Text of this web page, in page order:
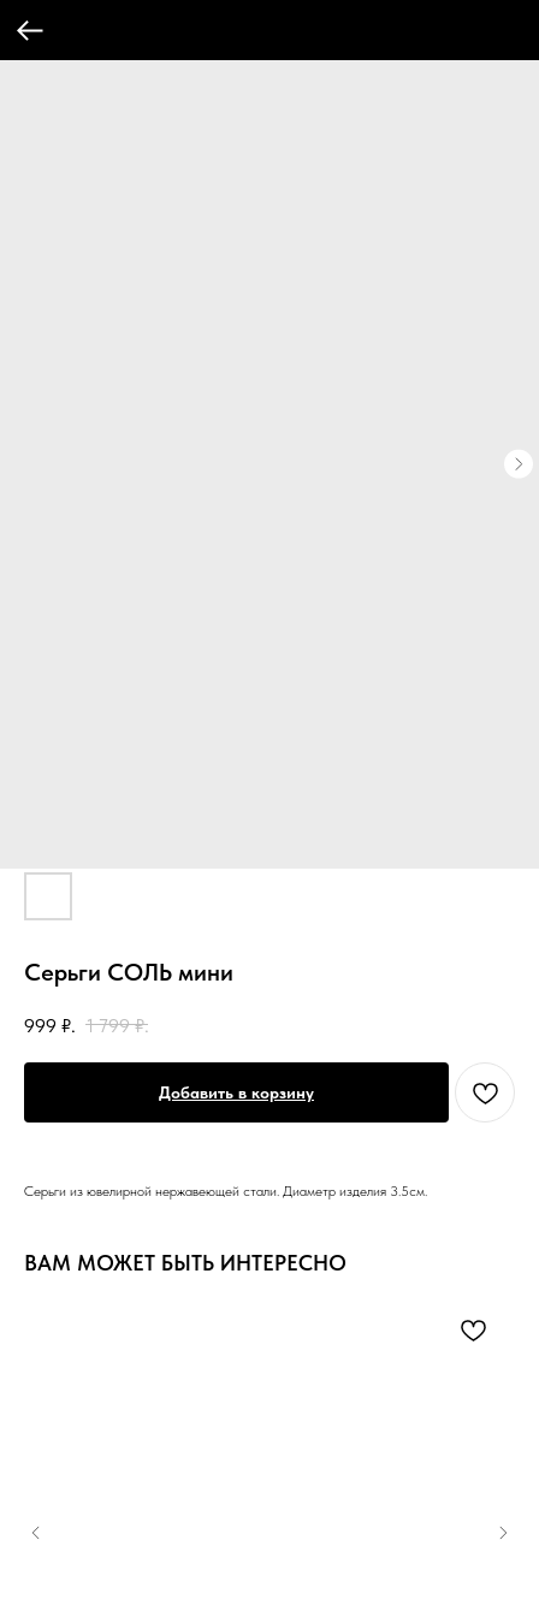
Серьги СОЛЬ мини
999 ₽. 1 799 ₽.
Добавить в корзину
Серьги из ювелирной нержавеющей стали. Диаметр изделия 3.5см.
ВАМ МОЖЕТ БЫТЬ ИНТЕРЕСНО